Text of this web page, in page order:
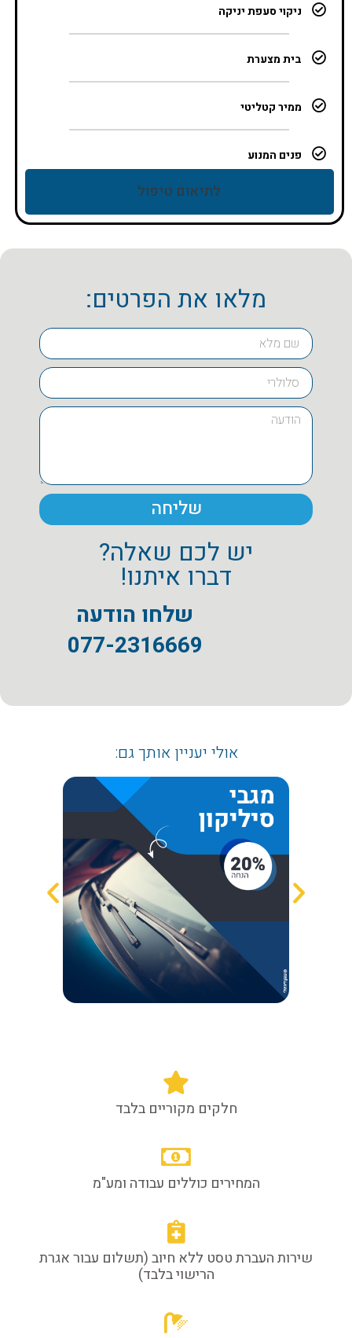
ניקוי סעפת יניקה
בית מצערת
ממיר קטליטי
פנים המנוע
לתיאום טיפול
מלאו את הפרטים:
שליחה
יש לכם שאלה?
דברו איתנו!
שלחו הודעה
077-2316669
אולי יעניין אותך גם:
חלקים מקוריים בלבד
המחירים כוללים עבודה ומע"מ
שירות העברת טסט ללא חיוב (תשלום עבור אגרת
הרישוי בלבד)